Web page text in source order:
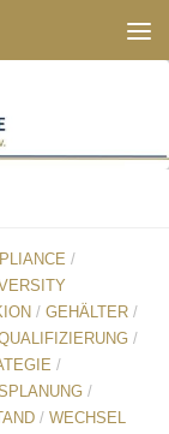
/
/ GEHÄLTER /
/
/
/
/ WECHSEL